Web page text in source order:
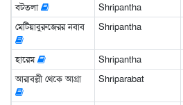
বটতলা Shripantha
মেটিয়াবুরুজেরর নবাব
Shripantha
হারেম Shripantha
আরাবল্লী থেকে আগ্রা
Shriparabat